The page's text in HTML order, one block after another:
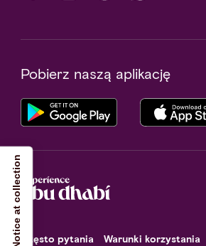
Pobierz naszą aplikację
Często pytania Warunki korzystania
Notice at collection